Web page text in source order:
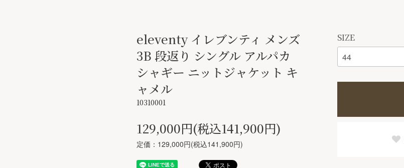
eleventy イレブンティ メンズ
3B 段返り シングル アルパカ
シャギー ニットジャケット キ
ャメル
10310001
129,000円(税込141,900円)
定価：129,000円(税込141,900円)
SIZE